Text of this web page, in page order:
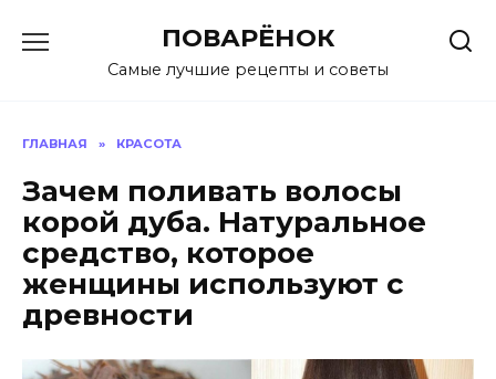
содержанию
ПОВАРЁНОК
Самые лучшие рецепты и советы
ГЛАВНАЯ » КРАСОТА
Зачем поливать волосы
корой дуба. Натуральное
средство, которое
женщины используют с
древности